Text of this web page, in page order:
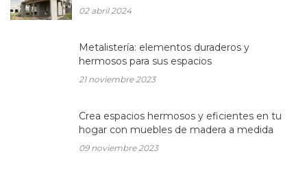
02 abril 2024
Metalistería: elementos duraderos y
hermosos para sus espacios
21 noviembre 2023
Crea espacios hermosos y eficientes en tu
hogar con muebles de madera a medida
09 noviembre 2023